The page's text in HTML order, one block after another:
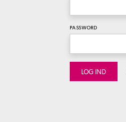
PASSWORD
LOG IND